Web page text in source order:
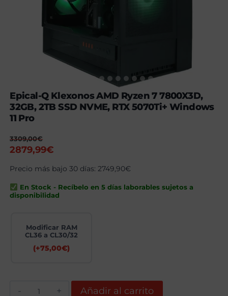
Epical-Q Klexonos AMD Ryzen 7 7800X3D,
32GB, 2TB SSD NVME, RTX 5070Ti+ Windows
11 Pro
3309,00€
El
original
era:
3309,00€.
2879,99€
actual
es:
2879,99€.
Precio más bajo 30 días:2749,90€
En Stock - Recíbelo en 5 días laborables sujetos a
disponibilidad
Modificar RAM
CL36 a CL30/32
(+75,00€)
Añadir al carrito